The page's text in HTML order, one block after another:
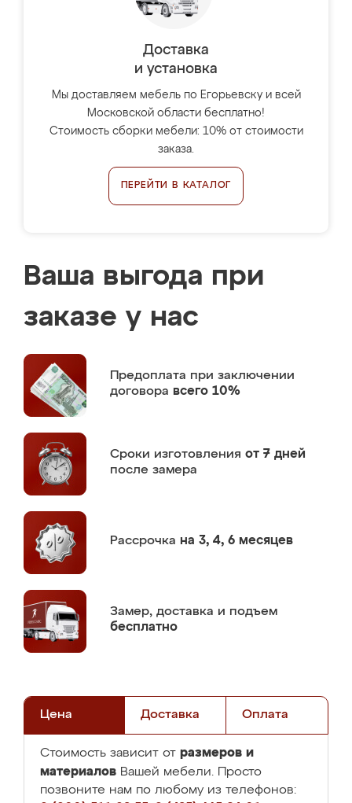
Доставка
и установка
Мы доставляем мебель по Егорьевску и всей
Московской области бесплатно!
Стоимость сборки мебели: 10% от стоимости
заказа.
ПЕРЕЙТИ В КАТАЛОГ
Ваша выгода при
заказе у нас
Предоплата при заключении
договора всего 10%
Сроки изготовления от 7 дней
после замера
Рассрочка на 3, 4, 6 месяцев
Замер, доставка и подъем
бесплатно
Цена Доставка Оплата
Стоимость зависит от размеров и
материалов Вашей мебели. Просто
позвоните нам по любому из телефонов: